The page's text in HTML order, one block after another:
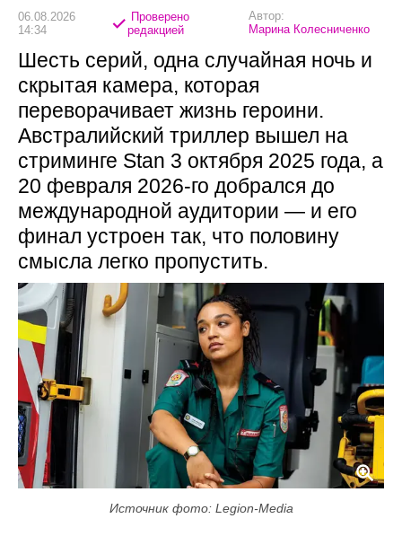
06.08.2026
14:34
Проверено
редакцией
Автор:
Марина Колесниченко
Шесть серий, одна случайная ночь и
скрытая камера, которая
переворачивает жизнь героини.
Австралийский триллер вышел на
стриминге Stan 3 октября 2025 года, а
20 февраля 2026-го добрался до
международной аудитории — и его
финал устроен так, что половину
смысла легко пропустить.
Источник фото: Legion-Media